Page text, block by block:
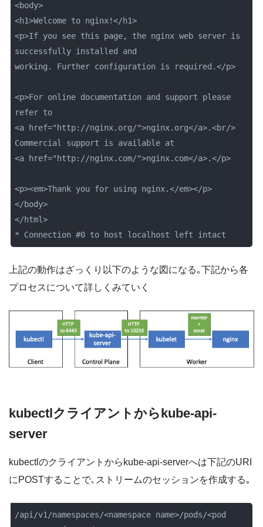
<body>
<h1>Welcome to nginx!</h1>
<p>If you see this page, the nginx web server is
successfully installed and
working. Further configuration is required.</p>
<p>For online documentation and support please
refer to
<a href="http://nginx.org/">nginx.org</a>.<br/>
Commercial support is available at
<a href="http://nginx.com/">nginx.com</a>.</p>
<p><em>Thank you for using nginx.</em></p>
</body>
</html>
* Connection #0 to host localhost left intact
上記の動作はざっくり以下のような図になる｡下記から各
プロセスについて詳しくみていく
kubectlクライアントからkube-api-
server
kubectlのクライアントからkube-api-serverへは下記のURI
にPOSTすることで､ストリームのセッションを作成する｡
/api/v1/namespaces/<namespace name>/pods/<pod